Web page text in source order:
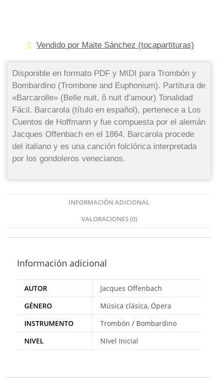
Vendido por Maite Sánchez (tocapartituras)
Disponible en formato PDF y MIDI para Trombón y
Bombardino (Trombone and Euphonium). Partitura de
«Barcarolle» (Belle nuit, ô nuit d’amour) Tonalidad
Fácil. Barcarola (título en español), pertenece a Los
Cuentos de Hoffmann y fue compuesta por el alemán
Jacques Offenbach en el 1864. Barcarola procede
del italiano y es una canción folclórica interpretada
por los gondoleros venecianos.
INFORMACIÓN ADICIONAL
VALORACIONES (0)
Información adicional
AUTOR
Jacques Offenbach
GÉNERO
Música clásica, Ópera
INSTRUMENTO
Trombón / Bombardino
NIVEL
Nivel Inicial